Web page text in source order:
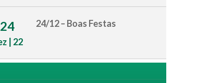
24
| 22
24/12 – Boas Festas